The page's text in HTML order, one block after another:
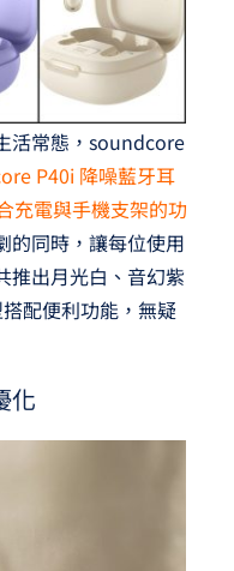
活常態，soundcore
P40i 降噪藍牙耳
充電與手機支架的功
的同時，讓每位使用
推出月光白、音幻紫
配便利功能，無疑
化